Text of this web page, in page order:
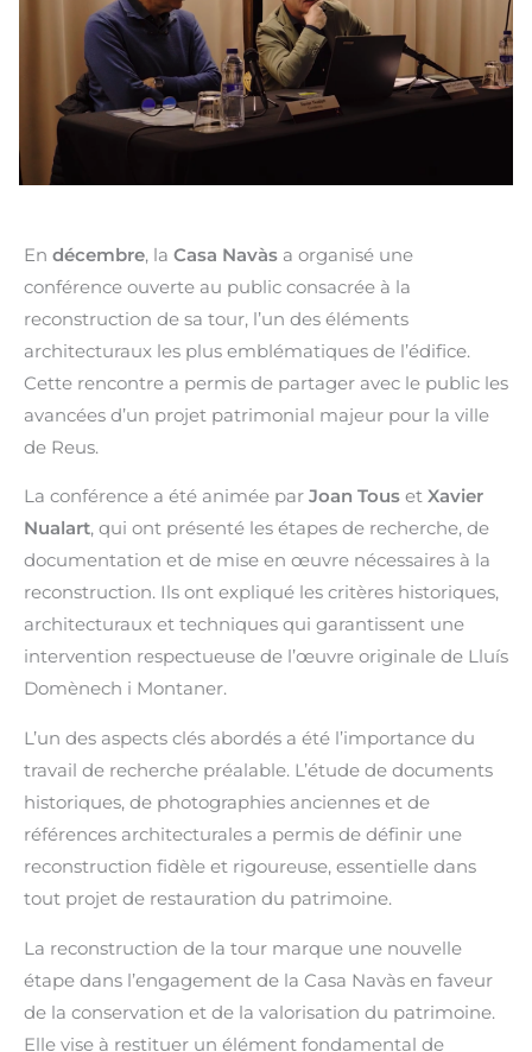
En décembre, la Casa Navàs a organisé une
conférence ouverte au public consacrée à la
reconstruction de sa tour, l’un des éléments
architecturaux les plus emblématiques de l’édifice.
Cette rencontre a permis de partager avec le public les
avancées d’un projet patrimonial majeur pour la ville
de Reus.
La conférence a été animée par Joan Tous et Xavier
Nualart, qui ont présenté les étapes de recherche, de
documentation et de mise en œuvre nécessaires à la
reconstruction. Ils ont expliqué les critères historiques,
architecturaux et techniques qui garantissent une
intervention respectueuse de l’œuvre originale de Lluís
Domènech i Montaner.
L’un des aspects clés abordés a été l’importance du
travail de recherche préalable. L’étude de documents
historiques, de photographies anciennes et de
références architecturales a permis de définir une
reconstruction fidèle et rigoureuse, essentielle dans
tout projet de restauration du patrimoine.
La reconstruction de la tour marque une nouvelle
étape dans l’engagement de la Casa Navàs en faveur
de la conservation et de la valorisation du patrimoine.
Elle vise à restituer un élément fondamental de